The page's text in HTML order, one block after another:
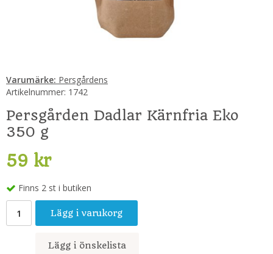
Varumärke: Persgårdens
Artikelnummer: 1742
Persgården Dadlar Kärnfria Eko
350 g
59 kr
Finns 2 st i butiken
Lägg i varukorg
Lägg i önskelista